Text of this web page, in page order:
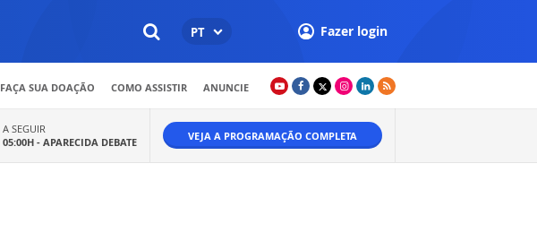
PT Fazer login
FAÇA SUA DOAÇÃO COMO ASSISTIR ANUNCIE
A SEGUIR
05:00H - APARECIDA DEBATE VEJA A PROGRAMAÇÃO COMPLETA